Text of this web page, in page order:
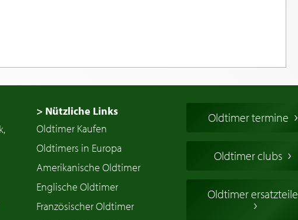
> Nützliche Links
Oldtimer Kaufen
Oldtimers in Europa
Amerikanische Oldtimer
Englische Oldtimer
Französischer Oldtimer
Oldtimer termine
Oldtimer clubs
Oldtimer ersatzteile